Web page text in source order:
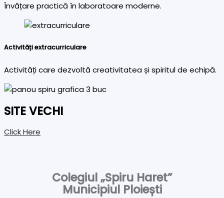
Învățare practică în laboratoare moderne.
Activități extracurriculare
Activități care dezvoltă creativitatea și spiritul de echipă.
SITE VECHI
Click Here
Colegiul „Spiru Haret”
Municipiul Ploiești